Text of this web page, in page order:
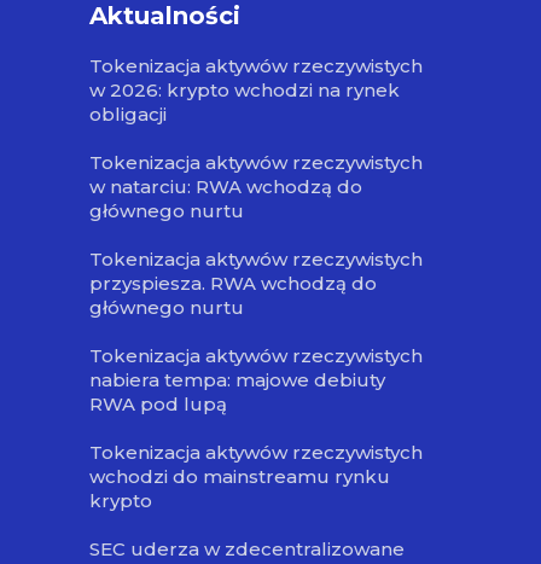
Aktualności
Tokenizacja aktywów rzeczywistych
w 2026: krypto wchodzi na rynek
obligacji
Tokenizacja aktywów rzeczywistych
w natarciu: RWA wchodzą do
głównego nurtu
Tokenizacja aktywów rzeczywistych
przyspiesza. RWA wchodzą do
głównego nurtu
Tokenizacja aktywów rzeczywistych
nabiera tempa: majowe debiuty
RWA pod lupą
Tokenizacja aktywów rzeczywistych
wchodzi do mainstreamu rynku
krypto
SEC uderza w zdecentralizowane